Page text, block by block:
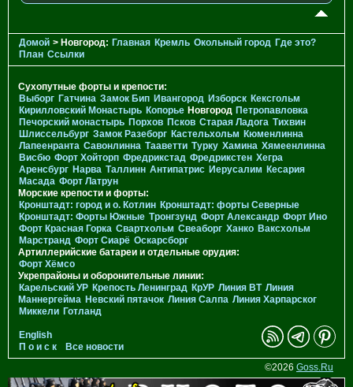
Домой > Новгород: Главная Кремль Окольный город Где это?
План Ссылки
Сухопутные форты и крепости:
Выборг Гатчина Замок Бип Ивангород Изборск Кексгольм
Кирилловский Монастырь Копорье Новгород Петропавловка
Печорcкий монастырь Порхов Псков Старая Ладога Тихвин
Шлиссельбург Замок Разеборг Кастельхольм Кюменлинна
Лапеенранта Савонлинна Тааветти Турку Хамина Хямеенлинна
Висбю Форт Хойторп Фредрикстад Фредрикстен Хегра
Аренсбург Нарва Таллинн Антипатрис Иерусалим Кесария
Масада Форт Латрун
Морские крепости и форты:
Кронштадт: город и о. Котлин Кронштадт: форты Северные
Кронштадт: Форты Южные Тронгзунд Форт Александр Форт Ино
Форт Красная Горка Свартхольм Свеаборг Ханко Ваксхольм
Марстранд Форт Сиарё Оскарсборг
Артиллерийские батареи и отдельные орудия:
Форт Хёмсо
Укрепрайоны и оборонительные линии:
Карельский УР Крепость Ленинград КрУР Линия ВТ Линия
Маннергейма Невский пятачок Линия Салпа Линия Харпарског
Миккели Готланд
English
П о и с к
Все новости
©2026 Goss.Ru